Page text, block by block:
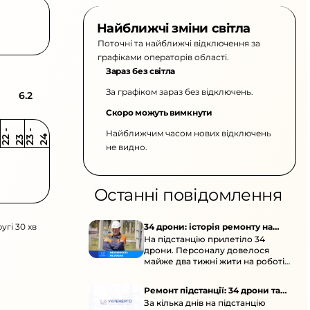
6.2
2 2
-
2 3 2 3
-
2 4
30 хв
Найближчі зміни світла
Поточні та найближчі відключення за
графіками операторів області.
Зараз без світла
За графіком зараз без відключень.
Скоро можуть вимкнути
Найближчим часом нових відключень
не видно.
Останні повідомлення
34 дрони: історія ремонту на
підстанції
На підстанцію прилетіло 34
дрони. Персоналу довелося
майже два тижні жити на роботі
Ремонт підстанції: 34 дрони та
окупація
За кілька днів на підстанцію